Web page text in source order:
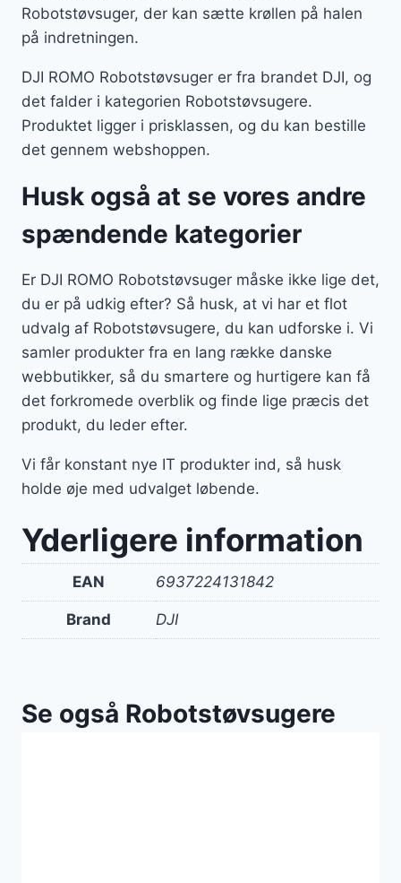
Robotstøvsuger, der kan sætte krøllen på halen
på indretningen.
DJI ROMO Robotstøvsuger er fra brandet DJI, og
det falder i kategorien Robotstøvsugere.
Produktet ligger i prisklassen, og du kan bestille
det gennem webshoppen.
Husk også at se vores andre
spændende kategorier
Er DJI ROMO Robotstøvsuger måske ikke lige det,
du er på udkig efter? Så husk, at vi har et flot
udvalg af Robotstøvsugere, du kan udforske i. Vi
samler produkter fra en lang række danske
webbutikker, så du smartere og hurtigere kan få
det forkromede overblik og finde lige præcis det
produkt, du leder efter.
Vi får konstant nye IT produkter ind, så husk
holde øje med udvalget løbende.
Yderligere information
EAN 6937224131842
Brand DJI
Se også Robotstøvsugere